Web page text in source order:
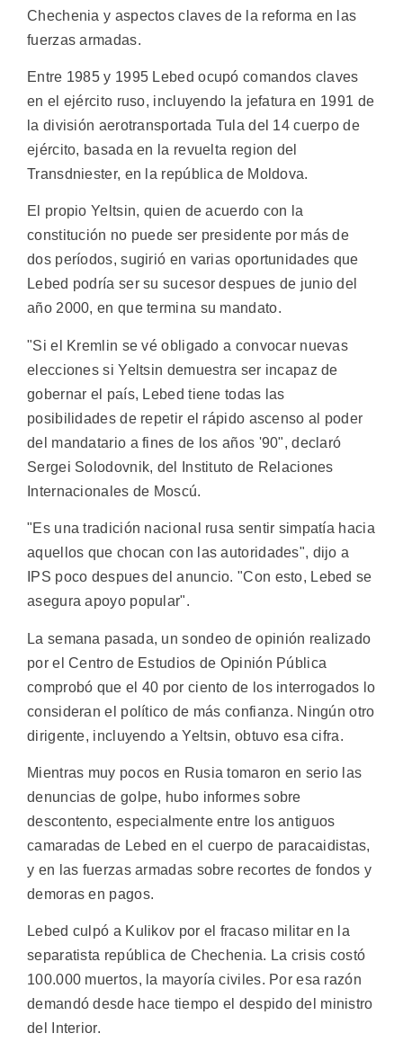
Chechenia y aspectos claves de la reforma en las
fuerzas armadas.
Entre 1985 y 1995 Lebed ocupó comandos claves
en el ejército ruso, incluyendo la jefatura en 1991 de
la división aerotransportada Tula del 14 cuerpo de
ejército, basada en la revuelta region del
Transdniester, en la república de Moldova.
El propio Yeltsin, quien de acuerdo con la
constitución no puede ser presidente por más de
dos períodos, sugirió en varias oportunidades que
Lebed podría ser su sucesor despues de junio del
año 2000, en que termina su mandato.
"Si el Kremlin se vé obligado a convocar nuevas
elecciones si Yeltsin demuestra ser incapaz de
gobernar el país, Lebed tiene todas las
posibilidades de repetir el rápido ascenso al poder
del mandatario a fines de los años '90", declaró
Sergei Solodovnik, del Instituto de Relaciones
Internacionales de Moscú.
"Es una tradición nacional rusa sentir simpatía hacia
aquellos que chocan con las autoridades", dijo a
IPS poco despues del anuncio. "Con esto, Lebed se
asegura apoyo popular".
La semana pasada, un sondeo de opinión realizado
por el Centro de Estudios de Opinión Pública
comprobó que el 40 por ciento de los interrogados lo
consideran el político de más confianza. Ningún otro
dirigente, incluyendo a Yeltsin, obtuvo esa cifra.
Mientras muy pocos en Rusia tomaron en serio las
denuncias de golpe, hubo informes sobre
descontento, especialmente entre los antiguos
camaradas de Lebed en el cuerpo de paracaidistas,
y en las fuerzas armadas sobre recortes de fondos y
demoras en pagos.
Lebed culpó a Kulikov por el fracaso militar en la
separatista república de Chechenia. La crisis costó
100.000 muertos, la mayoría civiles. Por esa razón
demandó desde hace tiempo el despido del ministro
del Interior.